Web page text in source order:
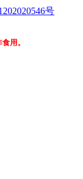
号
用。